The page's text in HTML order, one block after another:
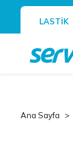
LASTİK
Ana Sayfa